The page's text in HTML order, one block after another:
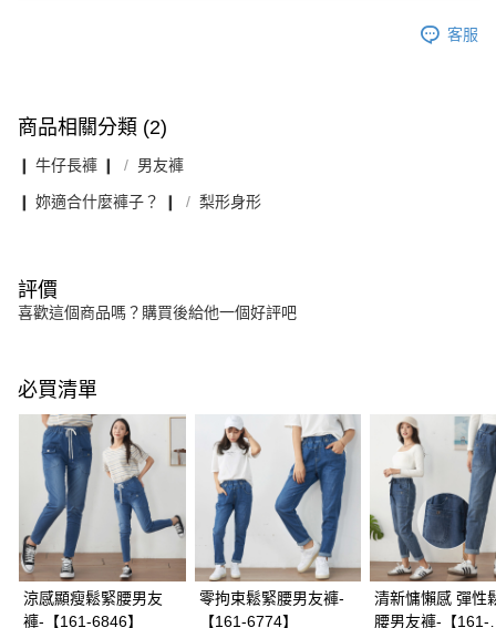
客服
商品相關分類 (2)
❙ 牛仔長褲 ❙ 男友褲
❙ 妳適合什麼褲子？ ❙ 梨形身形
評價
喜歡這個商品嗎？購買後給他一個好評吧
必買清單
涼感顯瘦鬆緊腰男友
褲-【161-6846】
零拘束鬆緊腰男友褲-
【161-6774】
清新慵懶感 彈性
腰男友褲-【161-